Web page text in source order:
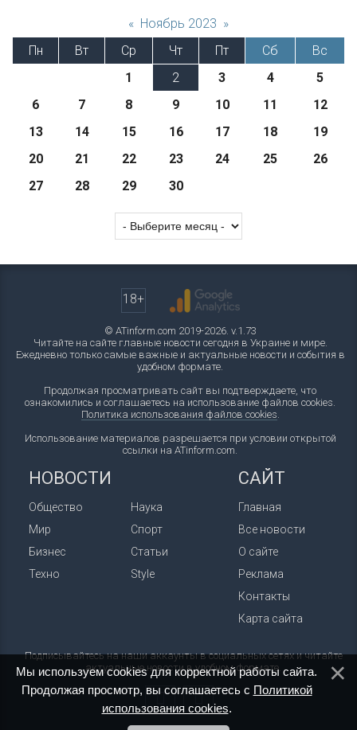
« Ноябрь 2023 »
Пн
Вт Ср Чт Пт Сб
Вс
1
2 3 4
5
6
7 8 9 10 11
12
13
14 15 16 17 18
19
20
21 22 23 24 25
26
27
28 29 30
18+
© ATinform.com 2019-2026. v.1.73
Читайте на сайте главные новости сегодня в Украине и мире.
Ежедневно только самые важные и актуальные новости и события в
удобном формате.
Продолжая просматривать сайт вы подтверждаете, что
ознакомились и соглашаетесь на использование файлов cookies.
Политика использования файлов cookies.
Использование материалов разрешается при условии открытой
ссылки на ATinform.com.
НОВОСТИ
Общество
Мир
Бизнес
Техно
Наука
Спорт
Статьи
Style
САЙТ
Главная
Все новости
О сайте
Реклама
Контакты
Карта сайта
Подписывайтесь на наши аккаунты в социальных сетях и читайте
актуальные новости в удобном формате.
Мы используем cookies для корректной работы сайта.
Продолжая просмотр, вы соглашаетесь с Политикой
использования cookies.